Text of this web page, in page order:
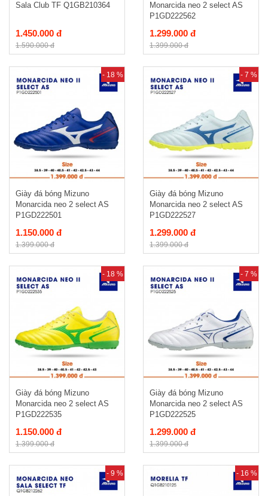
Sala Club TF Q1GB210364
1.450.000 đ
1.590.000 đ
Monarcida neo 2 select AS
P1GD222562
1.299.000 đ
1.399.000 đ
- 18 %
Giày đá bóng Mizuno
Monarcida neo 2 select AS
P1GD222501
1.150.000 đ
1.399.000 đ
- 7 %
Giày đá bóng Mizuno
Monarcida neo 2 select AS
P1GD222527
1.299.000 đ
1.399.000 đ
- 18 %
Giày đá bóng Mizuno
Monarcida neo 2 select AS
P1GD222535
1.150.000 đ
1.399.000 đ
- 7 %
Giày đá bóng Mizuno
Monarcida neo 2 select AS
P1GD222525
1.299.000 đ
1.399.000 đ
- 9 % - 16 %